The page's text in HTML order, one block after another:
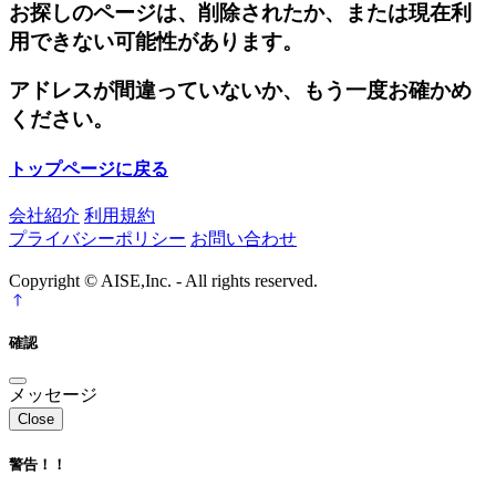
お探しのページは、削除されたか、または現在利
用できない可能性があります。
アドレスが間違っていないか、もう一度お確かめ
ください。
トップページに戻る
会社紹介 利用規約
プライバシーポリシー お問い合わせ
Copyright © AISE,Inc. - All rights reserved.
確認
メッセージ
Close
警告！！